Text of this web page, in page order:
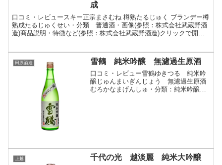
成
口コミ・レビュースキー正宗まさむね 樽熟たるじゅく ブランデー樽
熟成たるじゅくせい・分類 普通酒・画像(参照：株式会社武蔵野酒
造)商品説明・特徴など(参照：株式会社武蔵野酒造)クリックで開閉
田原酒造 雪鶴 純米吟醸 無濾過生原酒
口コミ・レビュー雪鶴ゆきつる 純米吟
醸じゅんまいぎんじょう 無濾過生原酒
むろかなまげんしゅ・分類：純米吟醸
上越 千代の光 越淡麗 純米大吟醸